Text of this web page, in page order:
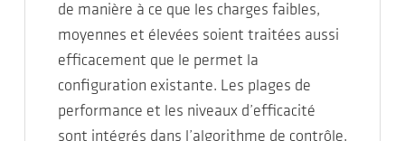
de manière à ce que les charges faibles,
moyennes et élevées soient traitées aussi
efficacement que le permet la
configuration existante. Les plages de
performance et les niveaux d’efficacité
sont intégrés dans l’algorithme de contrôle.